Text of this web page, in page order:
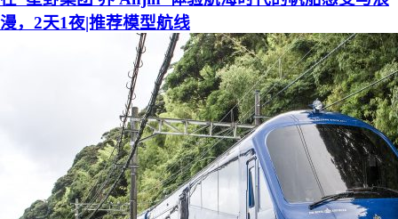
漫，2天1夜|推荐模型航线